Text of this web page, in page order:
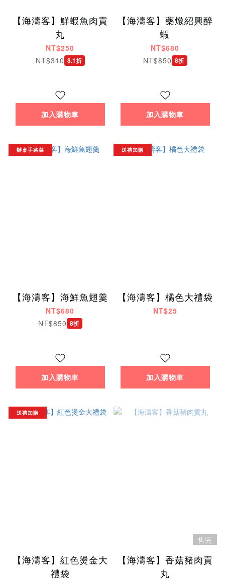
【海濤客】鮮蝦魚肉貢
丸
NT$250
NT$310 8.1折
加入購物車
【海濤客】藥燉紹興醉
蝦
NT$680
NT$850 8折
加入購物車
辦桌手路菜
【海濤客】海鮮魚翅羹
NT$680
NT$850 8折
加入購物車
送禮加購
【海濤客】橘色大禮袋
NT$25
加入購物車
送禮加購
【海濤客】紅色燙金大
禮袋
售完
【海濤客】香菇豬肉貢
丸